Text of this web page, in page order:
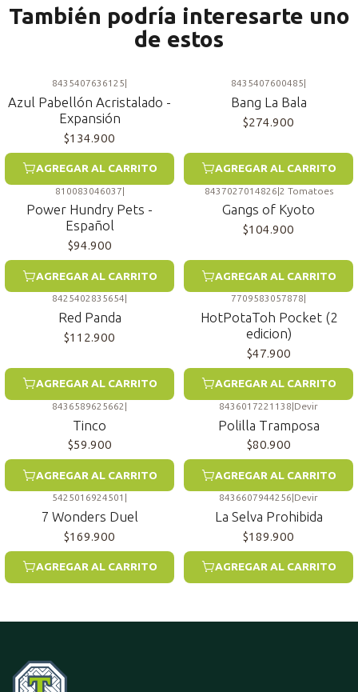
También podría interesarte uno
de estos
8435407636125
Azul Pabellón Acristalado -
Expansión
$134.900
AGREGAR AL CARRITO
8435407600485
Bang La Bala
$274.900
AGREGAR AL CARRITO
810083046037|
Power Hundry Pets -
Español
$94.900
AGREGAR AL CARRITO
8437027014826|2 Tomatoes
Gangs of Kyoto
$104.900
AGREGAR AL CARRITO
8425402835654
Red Panda
$112.900
AGREGAR AL CARRITO
7709583057878
HotPotaToh Pocket (2
edicion)
$47.900
AGREGAR AL CARRITO
8436589625662 |
Tinco
$59.900
AGREGAR AL CARRITO
8436017221138|Devir
Polilla Tramposa
$80.900
AGREGAR AL CARRITO
5425016924501
7 Wonders Duel
$169.900
AGREGAR AL CARRITO
8436607944256 Devir
La Selva Prohibida
$189.900
AGREGAR AL CARRITO